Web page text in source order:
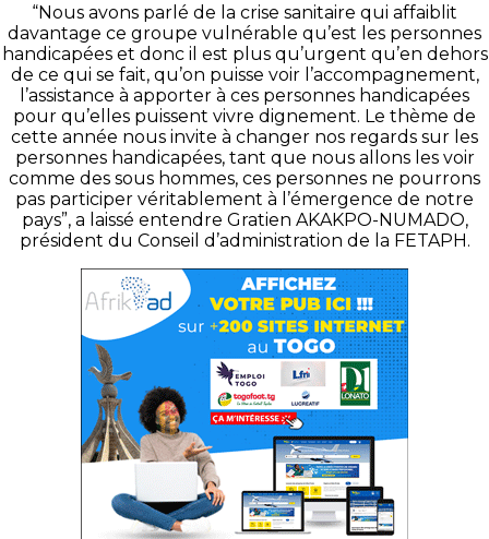
“Nous avons parlé de la crise sanitaire qui affaiblit
davantage ce groupe vulnérable qu’est les personnes
handicapées et donc il est plus qu’urgent qu’en dehors
de ce qui se fait, qu’on puisse voir l’accompagnement,
l’assistance à apporter à ces personnes handicapées
pour qu’elles puissent vivre dignement. Le thème de
cette année nous invite à changer nos regards sur les
personnes handicapées, tant que nous allons les voir
comme des sous hommes, ces personnes ne pourrons
pas participer véritablement à l’émergence de notre
pays”, a laissé entendre Gratien AKAKPO-NUMADO,
président du Conseil d’administration de la FETAPH.